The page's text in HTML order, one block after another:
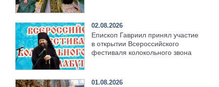
02.08.2026
Епископ Гавриил принял участие
в открытии Всероссийского
фестиваля колокольного звона
01.08.2026